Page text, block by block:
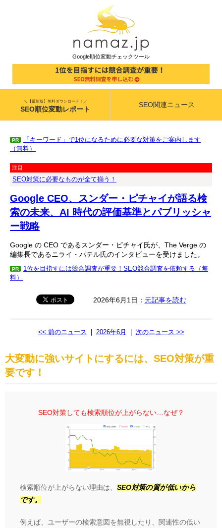
Google順位変動チェックツール
＼【最新版】無料ダウンロード！／
SEO順位変動レポート
SEO関連ニュース
PR
「キーワード」で1位になるために必要な対策をご案内します
（無料）
注目
SEO対策に必要なものが全て揃う！
Google CEO、スンダー・ピチャイが語る検
索の未来、AI 時代の評価基準とパブリッシャ
ー戦略
Google の CEO であるスンダー・ピチャイ氏が、The Verge の
編集長であるニライ・パテル氏のインタビューを受けました。
PR
1位を目指すには競合調査が重要！SEO競合調査を依頼する（無
料）
2026年6月1日： 元記事を読む
<< 前のニュース 2026年6月 次のニュース >>
大変動に強いサイトにするには、SEO対策が重
要です！
SEO対策しても検索順位が上がらない…なぜ？
検索順位が上がらない理由は、 SEO対策の質が低いから
です。
例えば、ユーザーの検索意図を無視したり、関連性の低い